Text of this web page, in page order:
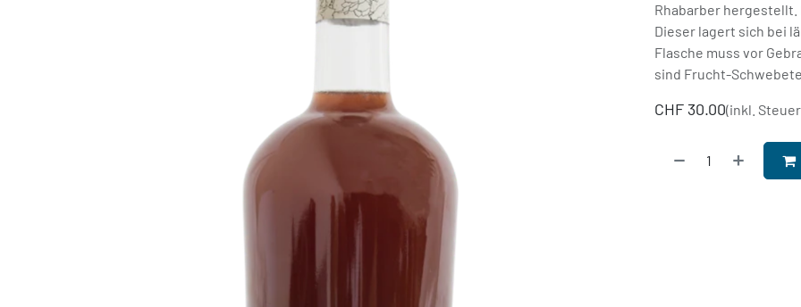
Rhabarber hergestellt.
Dieser lagert sich bei
Flasche muss vor
sind Frucht-
CHF 30.00(inkl.